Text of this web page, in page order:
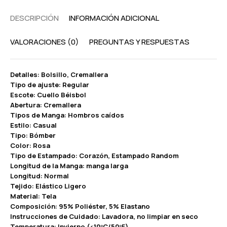
DESCRIPCIÓN INFORMACIÓN ADICIONAL
VALORACIONES (0) PREGUNTAS Y RESPUESTAS
Detalles: Bolsillo, Cremallera
Tipo de ajuste: Regular
Escote: Cuello Béisbol
Abertura: Cremallera
Tipos de Manga: Hombros caídos
Estilo: Casual
Tipo: Bómber
Color: Rosa
Tipo de Estampado: Corazón, Estampado Random
Longitud de la Manga: manga larga
Longitud: Normal
Tejido: Elástico Ligero
Material: Tela
Composición: 95% Poliéster, 5% Elastano
Instrucciones de Cuidado: Lavadora, no limpiar en seco